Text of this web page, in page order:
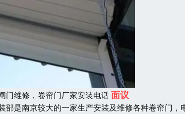
门维修，卷帘门厂家安装电话面议
部是南京较大的一家生产安装及维修各种卷帘门